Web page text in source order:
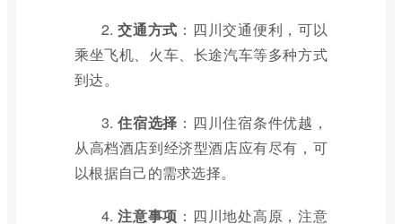
2.交通方式 ：四川交通便利，可以
乘坐飞机、火车、长途汽车等多种方式
到达。
3.住宿选择 ：四川住宿条件优越，
从高档酒店到经济型酒店应有尽有，可
以根据自己的需求选择。
4.注意事项 ：四川地处高原，注意